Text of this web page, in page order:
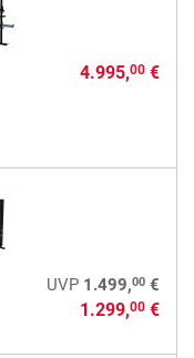
4.995,00€
UVP 1.499,00€
1.299,00€